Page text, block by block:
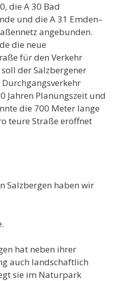
die A 30 Bad
und die A 31 Emden–
angebunden.
die neue
für den Verkehr
der Salzbergener
Jahren Planungszeit und
die 700 Meter lange
teure Straße eröffnet
Salzbergen haben wir
hat neben ihrer
auch landschaftlich
sie im Naturpark